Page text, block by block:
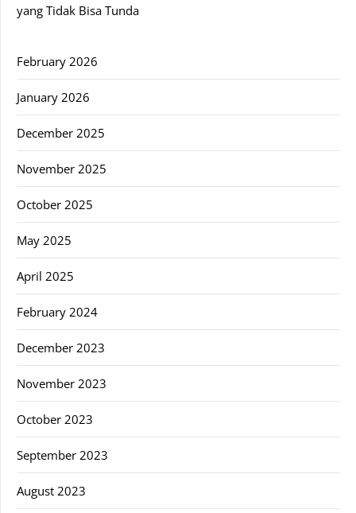
yang Tidak Bisa Tunda
February 2026
January 2026
December 2025
November 2025
October 2025
May 2025
April 2025
February 2024
December 2023
November 2023
October 2023
September 2023
August 2023